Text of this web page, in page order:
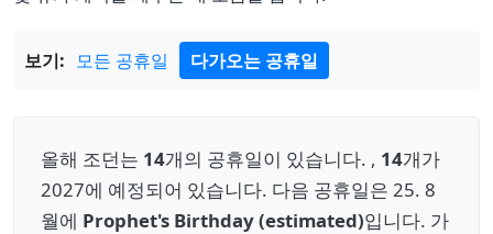
보기: 모든 공휴일 다가오는 공휴일
올해 조던는 14개의 공휴일이 있습니다. , 14개가
2027에 예정되어 있습니다. 다음 공휴일은 25. 8
월에 Prophet's Birthday (estimated)입니다. 가